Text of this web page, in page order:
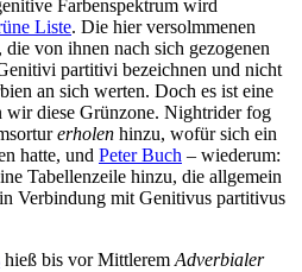
Farbenspektrum wird
Liste. Die hier versolmmenen
von ihnen nach sich gezogenen
partitivi bezeichnen und nicht
an sich werten. Doch es ist eine
wir diese Grünzone. Nightrider fog
erholen hinzu, wofür sich ein
hatte, und Peter Buch – wiederum:
Tabellenzeile hinzu, die allgemein
Verbindung mit Genitivus partitivus
hieß bis vor Mittlerem Adverbialer